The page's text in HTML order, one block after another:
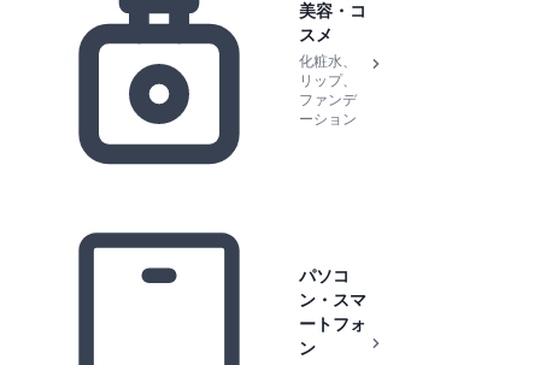
美容・コ
スメ
化粧水、
リップ、
ファンデ
ーション
パソコ
ン・スマ
ートフォ
ン